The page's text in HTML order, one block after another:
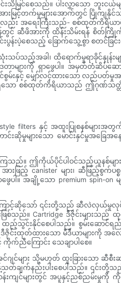
သိမြင်စေသည်။ ပါးလွှာသော ဘူးင
းမြင့်တက်မှုများအောက်တွင် ပြိုက
လည်း အရေးကြီးသည်- စစ်ထုတ်ကိရိ
ျိန်တွင် ဆီဖိအားကို ထိန်းသိမ်းရန် စိ
ပွန်းပဲ့စေသည့် ခြောက်သွေ့စွာ စတင်ခ
ပ်သည့်အခါ၊ ထိရောက်မှုရာခိုင်နှုန်းမ
ာများကို ရှာဖွေပါ။ အမှတ်တံဆိပ်ဆ
င်စွမ်းနှင့် မျှော်လင့်ထားသော လည်
ော စစ်ထုတ်ကိရိယာသည် ဤဂုဏ်သတ္တိမျ
style filters နှင့် အထူးပြုစနစ်မျ
င်းဆိုမှုများသော မောင်းနှင်မှုအခြ
ည်။ ဤကိုယ်ပိုင်ပါဝင်သည့်ယူနစ်များသ
ားဖြည့် canister များ၊ ဆီဖြည့်
ရှာဖွေပါ။ အချို့သော premium
င့်ဆိုသော် ၎င်းတို့သည် ဆီလဲလှယ်မှုလုပ်ငန်
ြစ်သည်။ Cartridge ဒီဇိုင်းများ
သွင်းနိုင်စေပါသည်။ စွမ်းဆောင်ရ
တ်ထားသော မီဒီယာများကို အလေးပ
ညီကြောင်း သေချာပါစေ။
အင်ဂျင်များ သို့မဟုတ် ထူးခြားသေ
ပြီး ကန့်သတ်ချက်နည်းပါးစေပါသည်
များတွင် အပူနှင့်ညစ်ညမ်းမှုကို ကိုင်တွယ်